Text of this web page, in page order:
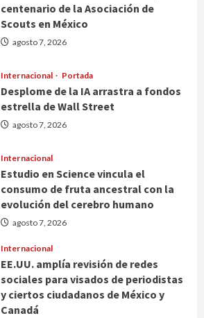
centenario de la Asociación de
Scouts en México
agosto 7, 2026
Internacional Portada
Desplome de la IA arrastra a fondos
estrella de Wall Street
agosto 7, 2026
Internacional
Estudio en Science vincula el
consumo de fruta ancestral con la
evolución del cerebro humano
agosto 7, 2026
Internacional
EE.UU. amplía revisión de redes
sociales para visados de periodistas
y ciertos ciudadanos de México y
Canadá